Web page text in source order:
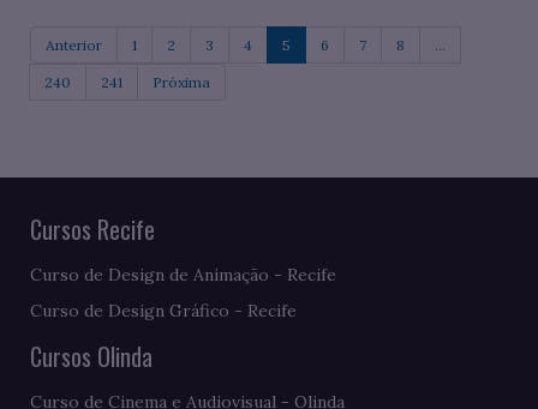
Anterior 1 2 3 4 5 6 7 8 ...
240 241 Próxima
Cursos Recife
Curso de Design de Animação - Recife
Curso de Design Gráfico - Recife
Cursos Olinda
Curso de Cinema e Audiovisual - Olinda